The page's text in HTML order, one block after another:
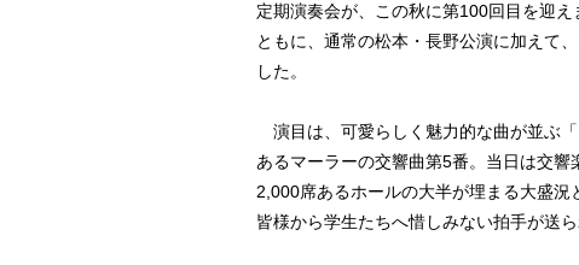
定期演奏会が、この秋に第100回目を迎
ともに、通常の松本・長野公演に加えて
した。
演目は、可愛らしく魅力的な曲が並ぶ
あるマーラーの交響曲第5番。当日は交響
2,000席あるホールの大半が埋まる大盛
皆様から学生たちへ惜しみない拍手が送ら